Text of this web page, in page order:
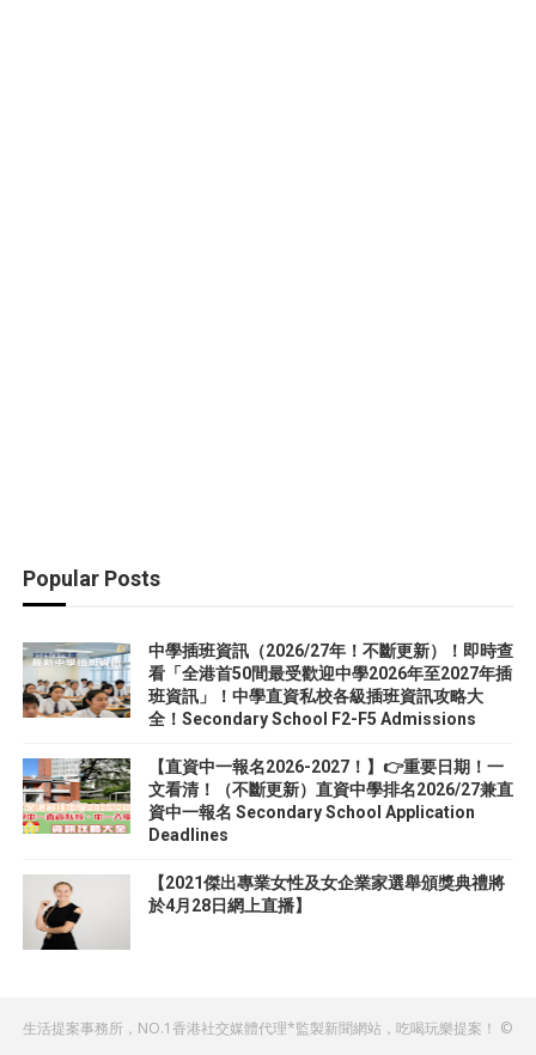
Popular Posts
中學插班資訊（2026/27年！不斷更新）！即時查
看「全港首50間最受歡迎中學2026年至2027年插
班資訊」！中學直資私校各級插班資訊攻略大
全！Secondary School F2-F5 Admissions
【直資中一報名2026-2027！】👉重要日期！一
文看清！（不斷更新）直資中學排名2026/27兼直
資中一報名 Secondary School Application
Deadlines
【2021傑出專業女性及女企業家選舉頒獎典禮將
於4月28日網上直播】
生活提案事務所，NO.1香港社交媒體代理*監製新聞網站，吃喝玩樂提案！ ©